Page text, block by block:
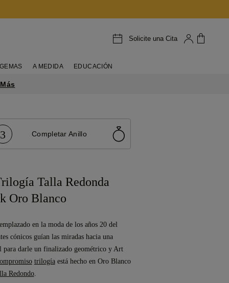
Solicite una Cita
GEMAS A MEDIDA EDUCACIÓN
3 Completar Anillo
Talla Redonda
Oro Blanco
en la moda de los años 20 del
cónicos guían las miradas hacia una
para darle un finalizado geométrico y Art
trilogíaestá hecho en Oro Blanco
Redondo.